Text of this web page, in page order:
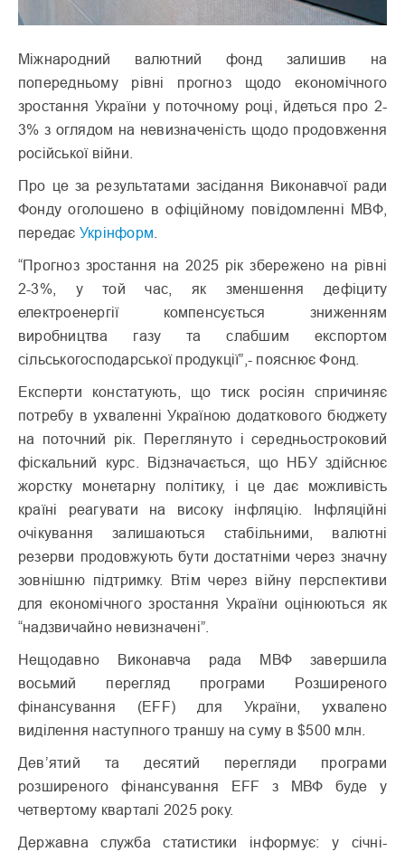
Міжнародний валютний фонд залишив на
попередньому рівні прогноз щодо економічного
зростання України у поточному році, йдеться про 2-
3% з оглядом на невизначеність щодо продовження
російської війни.
Про це за результатами засідання Виконавчої ради
Фонду оголошено в офіційному повідомленні МВФ,
передає Укрінформ
“Прогноз зростання на 2025 рік збережено на рівні
2-3%, у той час, як зменшення дефіциту
електроенергії компенсується зниженням
виробництва газу та слабшим експортом
сільськогосподарської продукції”,- пояснює Фонд.
Експерти констатують, що тиск росіян спричиняє
потребу в ухваленні Україною додаткового бюджету
на поточний рік. Переглянуто і середньостроковий
фіскальний курс. Відзначається, що НБУ здійснює
жорстку монетарну політику, і це дає можливість
країні реагувати на високу інфляцію. Інфляційні
очікування залишаються стабільними, валютні
резерви продовжують бути достатніми через значну
зовнішню підтримку. Втім через війну перспективи
для економічного зростання України оцінюються як
“надзвичайно невизначені”.
Нещодавно Виконавча рада МВФ завершила
восьмий перегляд програми Розширеного
фінансування (EFF) для України, ухвалено
виділення наступного траншу на суму в $500 млн.
Дев’ятий та десятий перегляди програми
розширеного фінансування EFF з МВФ буде у
четвертому кварталі 2025 року.
Державна служба статистики інформує: у січні-